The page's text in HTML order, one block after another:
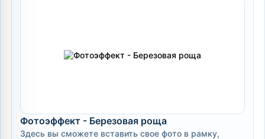
Фотоэффект - Березовая роща
Здесь вы сможете вставить свое фото в рамку,